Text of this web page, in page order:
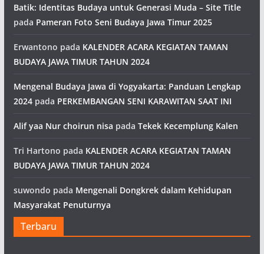
Batik: Identitas Budaya untuk Generasi Muda – Site Title
pada Pameran Foto Seni Budaya Jawa Timur 2025
Erwantono pada KALENDER ACARA KEGIATAN TAMAN
BUDAYA JAWA TIMUR TAHUN 2024
Mengenal Budaya Jawa di Yogyakarta: Panduan Lengkap
2024pada PERKEMBANGAN SENI KARAWITAN SAAT INI
Alif yaa Nur choirun nisa pada Tekek Kecemplung Kalen
Tri Hartono pada KALENDER ACARA KEGIATAN TAMAN
BUDAYA JAWA TIMUR TAHUN 2024
suwondo pada Mengenali Dongkrek dalam Kehidupan
Masyarakat Penuturnya
Terbaru